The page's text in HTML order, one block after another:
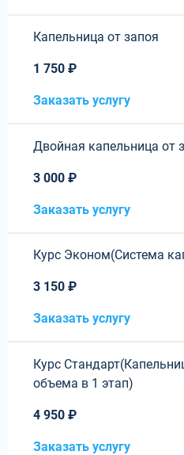
Капельница от запоя
1 750 ₽
Заказать услугу
Двойная капельница от
3 000 ₽
Заказать услугу
Курс Эконом(Система
3 150 ₽
Заказать услугу
Курс
объема в 1 этап)
4 950 ₽
Заказать услугу